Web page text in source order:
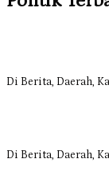
Di Berita, Daerah,
Di Berita, Daerah,